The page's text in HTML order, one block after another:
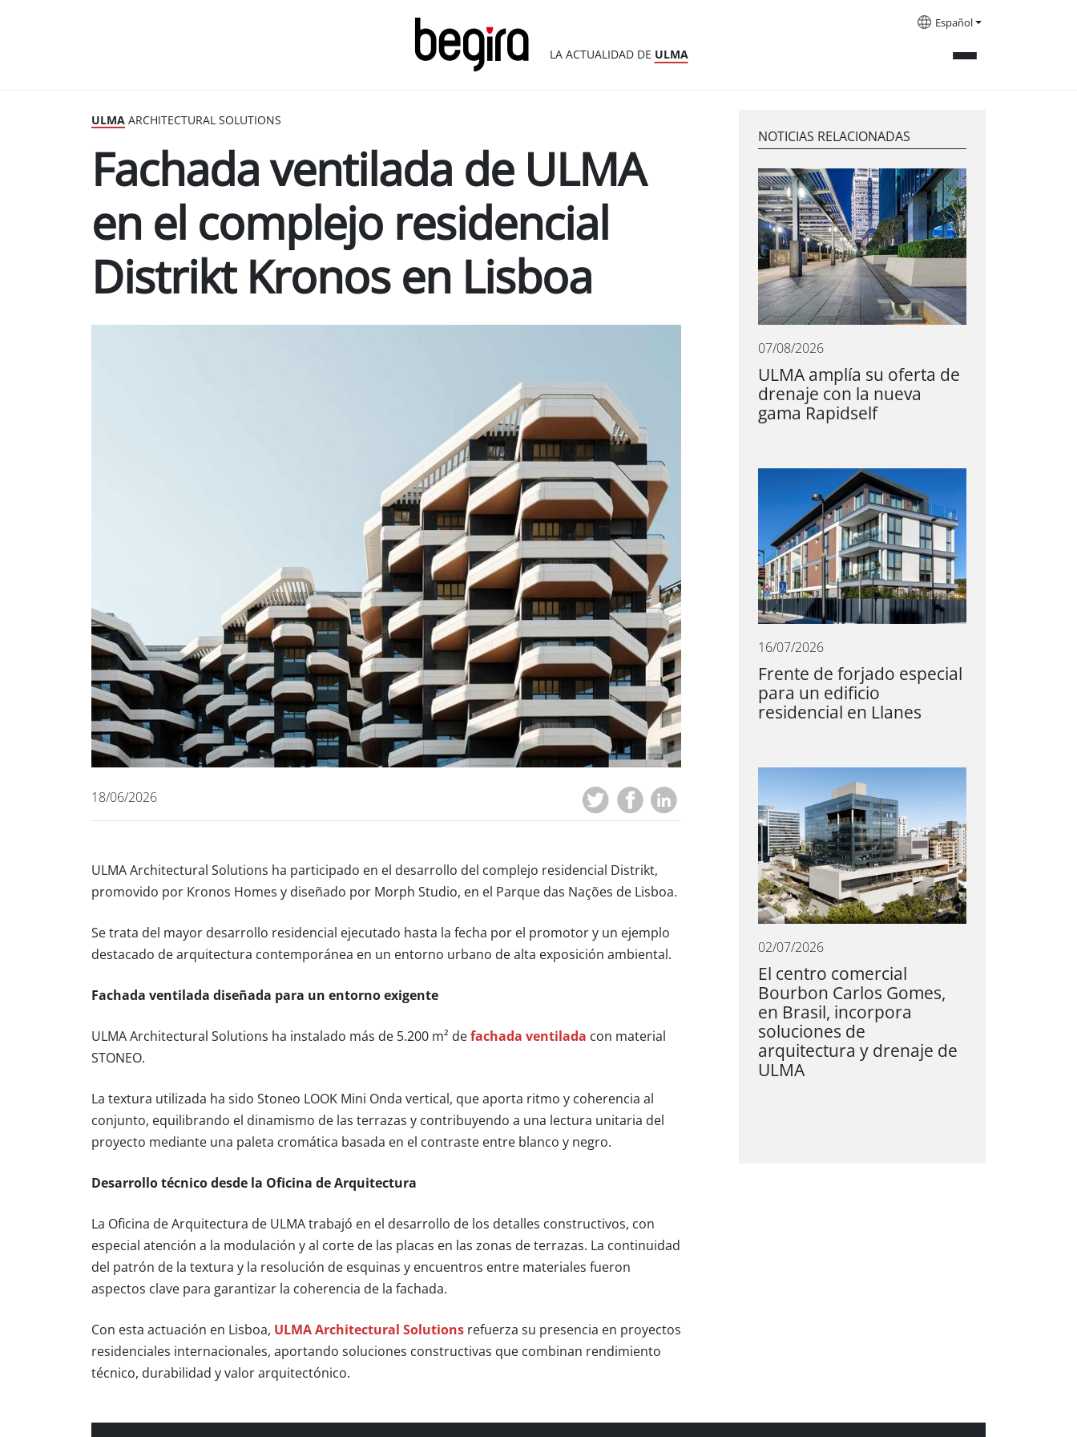
LA ACTUALIDAD DE ULMA
Español
ULMA ARCHITECTURAL SOLUTIONS
Fachada ventilada de ULMA
en el complejo residencial
Distrikt Kronos en Lisboa
18/06/2026
ULMA Architectural Solutions ha participado en el desarrollo del complejo residencial Distrikt,
promovido por Kronos Homes y diseñado por Morph Studio, en el Parque das Nações de Lisboa.
Se trata del mayor desarrollo residencial ejecutado hasta la fecha por el promotor y un ejemplo
destacado de arquitectura contemporánea en un entorno urbano de alta exposición ambiental.
Fachada ventilada diseñada para un entorno exigente
ULMA Architectural Solutions ha instalado más de 5.200 m² de fachada ventilada con material
STONEO.
La textura utilizada ha sido Stoneo LOOK Mini Onda vertical, que aporta ritmo y coherencia al
conjunto, equilibrando el dinamismo de las terrazas y contribuyendo a una lectura unitaria del
proyecto mediante una paleta cromática basada en el contraste entre blanco y negro.
Desarrollo técnico desde la Oficina de Arquitectura
La Oficina de Arquitectura de ULMA trabajó en el desarrollo de los detalles constructivos, con
especial atención a la modulación y al corte de las placas en las zonas de terrazas. La continuidad
del patrón de la textura y la resolución de esquinas y encuentros entre materiales fueron
aspectos clave para garantizar la coherencia de la fachada.
Con esta actuación en Lisboa, ULMA Architectural Solutions refuerza su presencia en proyectos
residenciales internacionales, aportando soluciones constructivas que combinan rendimiento
técnico, durabilidad y valor arquitectónico.
NOTICIAS RELACIONADAS
07/08/2026
ULMA amplía su oferta de
drenaje con la nueva
gama Rapidself
16/07/2026
Frente de forjado especial
para un edificio
residencial en Llanes
02/07/2026
El centro comercial
Bourbon Carlos Gomes,
en Brasil, incorpora
soluciones de
arquitectura y drenaje de
ULMA